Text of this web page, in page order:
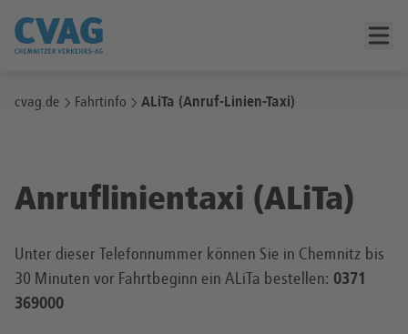
cvag.de Fahrtinfo ALiTa (Anruf-Linien-Taxi)
Anruflinientaxi (ALiTa)
Unter dieser Telefonnummer können Sie in Chemnitz bis
30 Minuten vor Fahrtbeginn ein ALiTa bestellen: 0371
369000